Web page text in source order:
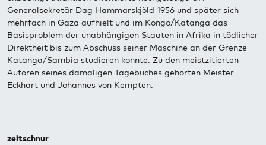
Generalsekretär Dag Hammarskjöld 1956 und später sich
mehrfach in Gaza aufhielt und im Kongo/Katanga das
Basisproblem der unabhängigen Staaten in Afrika in tödlicher
Direktheit bis zum Abschuss seiner Maschine an der Grenze
Katanga/Sambia studieren konnte. Zu den meistzitierten
Autoren seines damaligen Tagebuches gehörten Meister
Eckhart und Johannes von Kempten.
zeitschnur